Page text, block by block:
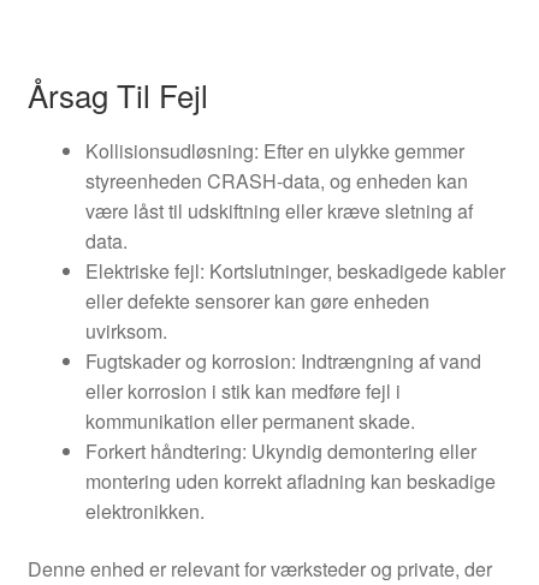
Årsag Til Fejl
Kollisionsudløsning: Efter en ulykke gemmer
styreenheden CRASH-data, og enheden kan
være låst til udskiftning eller kræve sletning af
data.
Elektriske fejl: Kortslutninger, beskadigede kabler
eller defekte sensorer kan gøre enheden
uvirksom.
Fugtskader og korrosion: Indtrængning af vand
eller korrosion i stik kan medføre fejl i
kommunikation eller permanent skade.
Forkert håndtering: Ukyndig demontering eller
montering uden korrekt afladning kan beskadige
elektronikken.
Denne enhed er relevant for værksteder og private, der